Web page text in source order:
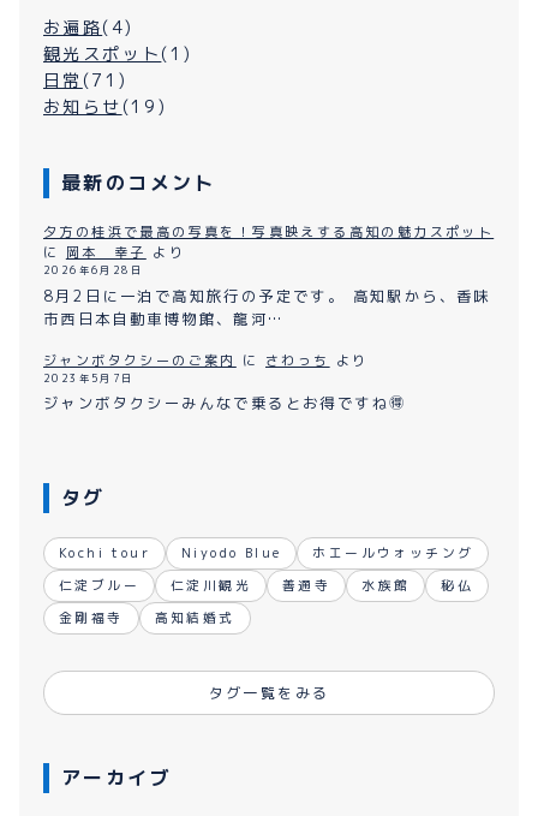
お遍路(4)
観光スポット (1)
日常 (71)
お知らせ (19)
最新のコメント
夕方の桂浜で最高の写真を！写真映えする高知の魅力スポット
に 岡本 幸子 より
2026年6月28日
8月2日に一泊で高知旅行の予定です。 高知駅から、香味
市西日本自動車博物館、龍河…
ジャンボタクシーのご案内 に さわっち より
2023年5月7日
ジャンボタクシーみんなで乗るとお得ですね🉐
タグ
Kochi tour Niyodo Blue
ホエールウォッチング
仁淀ブルー
仁淀川観光 善通寺 水族館
秘仏
金剛福寺
高知結婚式
タグ一覧をみる
アーカイブ